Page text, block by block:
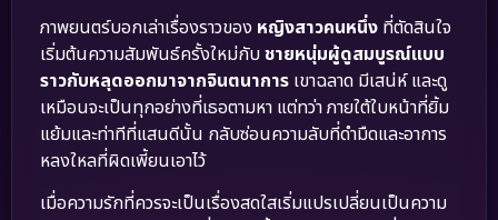
ภาพยนตร์บอกเล่าเรื่องราวของ หญิงสาวคนหนึ่ง ที่ตัดสินใจ
เริ่มต้นความสัมพันธ์ครั้งใหม่กับชายหนุ่มผู้ดูสมบูรณ์แบบ
ราวกับหลุดออกมาจากจินตนาการ เขาฉลาด มีเสน่ห์ และดู
เหมือนจะเป็นทุกอย่างที่เธอตามหา แต่ทว่า ภายใต้ใบหน้าที่ยิ้ม
แย้มและท่าทีที่แสนดีนั้น กลับซ่อนความลับที่ดำมืดและอาการ
หลงใหลที่ผิดเพี้ยนเอาไว้
เมื่อความรักที่ควรจะเป็นเรื่องสดใสเริ่มแปรเปลี่ยนเป็นความ